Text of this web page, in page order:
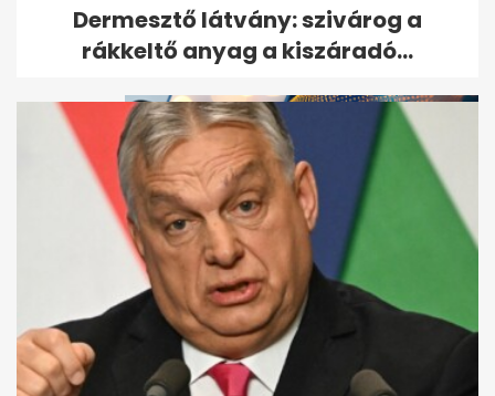
királyi családról?
Dermesztő látvány: szivárog a
rákkeltő anyag a kiszáradó...